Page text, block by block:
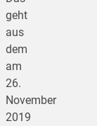
geht
aus
dem
am
26.
November
2019